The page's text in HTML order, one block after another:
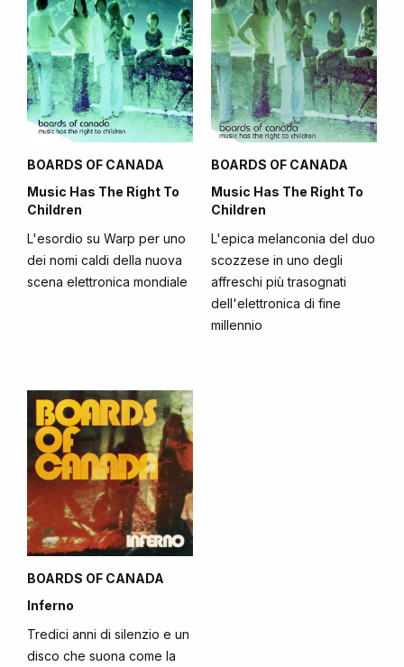
BOARDS OF CANADA
Music Has The Right To
Children
L'esordio su Warp per uno
dei nomi caldi della nuova
scena elettronica mondiale
BOARDS OF CANADA
Music Has The Right To
Children
L'epica melanconia del duo
scozzese in uno degli
affreschi più trasognati
dell'elettronica di fine
millennio
BOARDS OF CANADA
Inferno
Tredici anni di silenzio e un
disco che suona come la